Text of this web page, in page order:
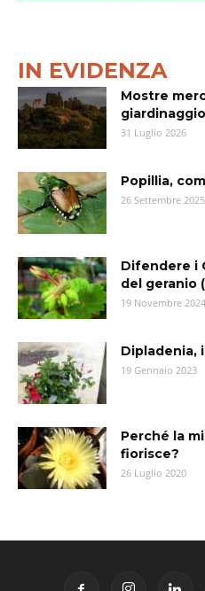
IN EVIDENZA
Mostre
31 Luglio 2026
Popillia,
26 Settembre 2025
Difendere i
del geranio
19 Novembre 2024
Dipladenia,
19 Gennaio 2023
Perché la
fiorisce?
26 Luglio 2020